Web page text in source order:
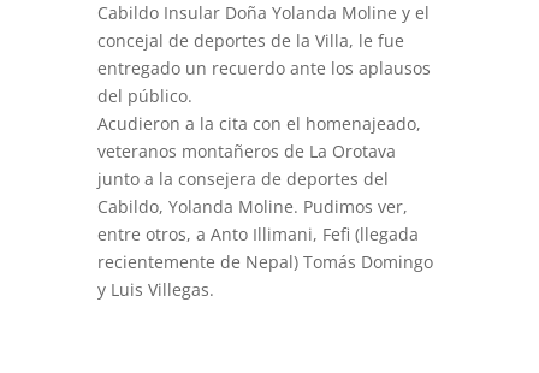
Cabildo Insular Doña Yolanda Moline y el
concejal de deportes de la Villa, le fue
entregado un recuerdo ante los aplausos
del público.
Acudieron a la cita con el homenajeado,
veteranos montañeros de La Orotava
junto a la consejera de deportes del
Cabildo, Yolanda Moline. Pudimos ver,
entre otros, a Anto Illimani, Fefi (llegada
recientemente de Nepal) Tomás Domingo
y Luis Villegas.